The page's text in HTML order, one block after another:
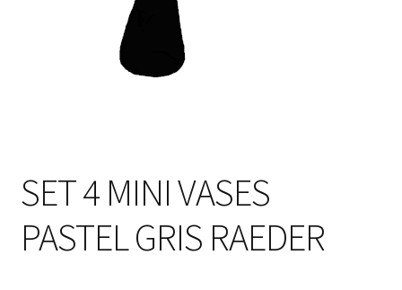
SET 4 MINI VASES
PASTEL GRIS RAEDER